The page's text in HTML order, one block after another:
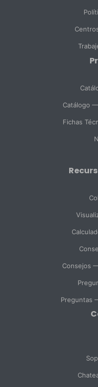
SELECCIONAR
Consulta General
Catálogo
Fichas
Consejos
Preguntas